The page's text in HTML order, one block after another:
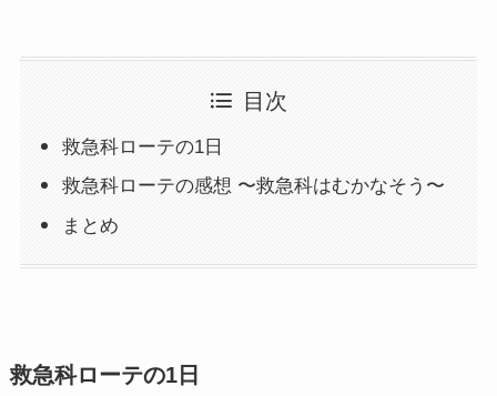
目次
救急科ローテの1日
救急科ローテの感想 〜救急科はむかなそう〜
まとめ
救急科ローテの1日